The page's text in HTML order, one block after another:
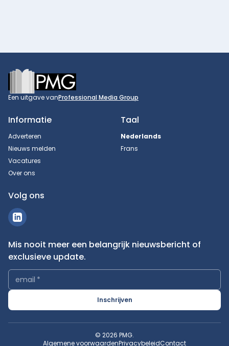
Footer
Een uitgave vanProfessional Media Group
Informatie
Adverteren
Nieuws melden
Vacatures
Over ons
Taal
Nederlands
Frans
Volg ons
Mis nooit meer een belangrijk nieuwsbericht of
exclusieve update.
email *
Inschrijven
© 2026 PMG.
Algemene voorwaardenPrivacybeleidContact